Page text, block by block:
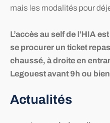
mais les modalités pour
L’accès au self de l’HIA
se procurer un ticket
chaussé, à droite en
Legouest avant 9h ou
Actualités